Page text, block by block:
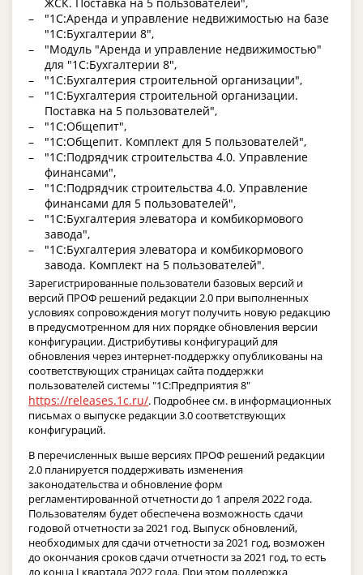
"1С:Аренда и управление недвижимостью на базе
"1С:Бухгалтерии 8",
"Модуль "Аренда и управление недвижимостью"
для "1С:Бухгалтерии 8",
"1С:Бухгалтерия строительной организации",
"1С:Бухгалтерия строительной организации.
Поставка на 5 пользователей",
"1С:Общепит",
"1С:Общепит. Комплект для 5 пользователей",
"1С:Подрядчик строительства 4.0. Управление
финансами",
"1С:Подрядчик строительства 4.0. Управление
финансами для 5 пользователей",
"1С:Бухгалтерия элеватора и комбикормового
завода",
"1С:Бухгалтерия элеватора и комбикормового
завода. Комплект на 5 пользователей".
Зарегистрированные пользователи базовых версий и
версий ПРОФ решений редакции 2.0 при выполненных
условиях сопровождения могут получить новую редакцию
в предусмотренном для них порядке обновления версии
конфигурации. Дистрибутивы конфигураций для
обновления через интернет-поддержку опубликованы на
соответствующих страницах сайта поддержки
пользователей системы "1С:Предприятия 8"
https://releases.1c.ru/. Подробнее см. в информационных
письмах о выпуске редакции 3.0 соответствующих
конфигураций.
В перечисленных выше версиях ПРОФ решений редакции
2.0 планируется поддерживать изменения
законодательства и обновление форм
регламентированной отчетности до 1 апреля 2022 года.
Пользователям будет обеспечена возможность сдачи
годовой отчетности за 2021 год. Выпуск обновлений,
необходимых для сдачи отчетности за 2021 год, возможен
до окончания сроков сдачи отчетности за 2021 год, то есть
до конца I квартала 2022 года. При этом поддержка